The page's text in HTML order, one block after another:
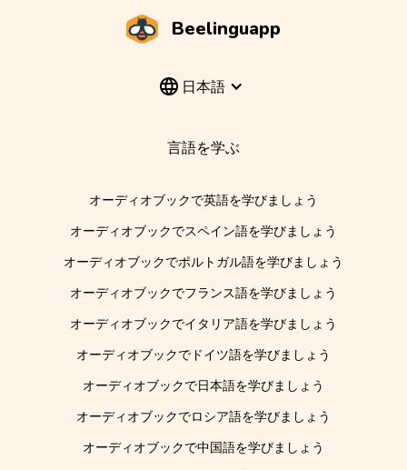
Beelinguapp
日本語
言語を学ぶ
オーディオブックで英語を学びましょう
オーディオブックでスペイン語を学びましょう
オーディオブックでポルトガル語を学びましょう
オーディオブックでフランス語を学びましょう
オーディオブックでイタリア語を学びましょう
オーディオブックでドイツ語を学びましょう
オーディオブックで日本語を学びましょう
オーディオブックでロシア語を学びましょう
オーディオブックで中国語を学びましょう